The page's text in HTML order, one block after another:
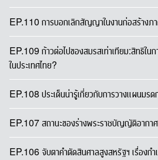
EP.110 การบอกเลิกสัญญาในงานก่อสร้างภ
EP.109 ก้าวต่อไปของสมรสเท่าเทียม:สิทธิใ
ในประเทศไทย?
EP.108 ประเด็นน่ารู้เกี่ยวกับการวางแผนมรด
EP.107 สถานะของร่างพระราชบัญญัติอากา
EP.106 จับตาคำตัดสินศาลสูงสหรัฐฯ เรื่องก